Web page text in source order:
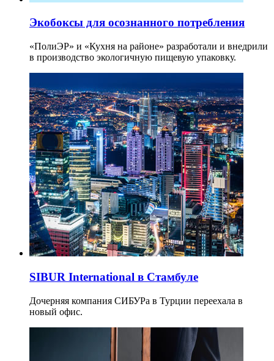
Экобоксы для осознанного потребления
«ПолиЭР» и «Кухня на районе» разработали и внедрили
в производство экологичную пищевую упаковку.
SIBUR International в Стамбуле
Дочерняя компания СИБУРа в Турции переехала в
новый офис.